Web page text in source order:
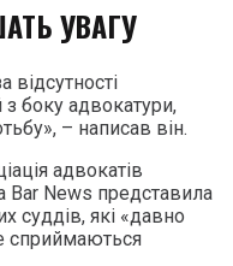
УВАГУ
боку адвокатури,
– написав він.
адвокатів
Bar News представила
суддів, які «давно
сприймаються